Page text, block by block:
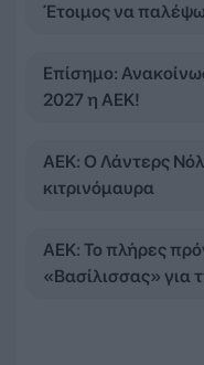
Έτοιμος να παλέψω
Επίσημο:
2027 η ΑΕΚ!
ΑΕΚ: Ο Λάντερς
κιτρινόμαυρα
ΑΕΚ: Το πλήρες
«Βασίλισσας» για